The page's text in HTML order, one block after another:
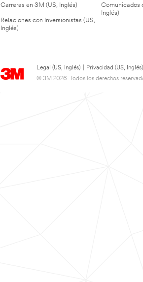
Carreras en 3M (US, Inglés)
Relaciones con Inversionistas (US,
Inglés)
Comunicados
Inglés)
Legal (US, Inglés) Privacidad (US, Inglés)
© 3M 2026. Todos los derechos